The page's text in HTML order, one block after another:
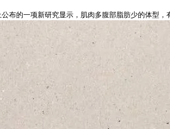
的一项新研究显示，肌肉多腹部脂肪少的体型，